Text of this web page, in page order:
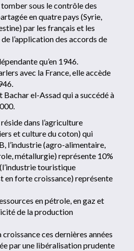
sous le contrôle des
en quatre pays (Syrie,
par les français et les
l’application des accords de
qu’en 1946.
avec la France, elle accède
Bachar el-Assad qui a succédé à
réside dans l’agriculture
et culture du coton) qui
l’industrie (agro-alimentaire,
métallurgie) représente 10%
touristique
en forte croissance) représente
en pétrole, en gaz et
de la production
ces dernières années
par une libéralisation prudente